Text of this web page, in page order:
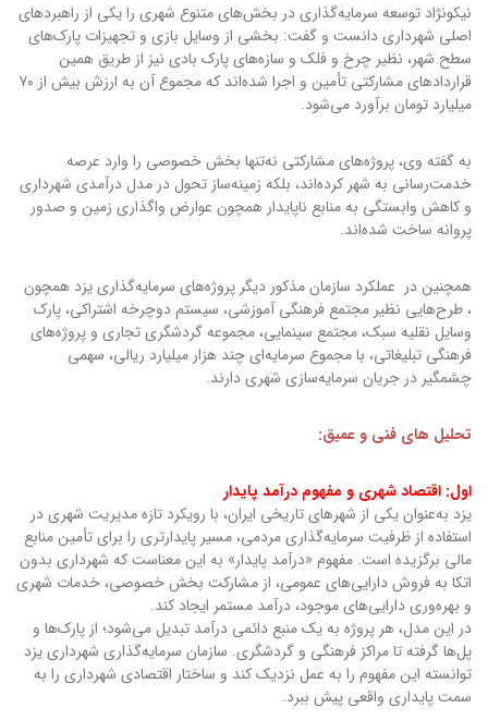
نیکونژاد توسعه سرمایه‌گذاری در بخش‌های متنوع شهری را یکی از راهبردهای
اصلی شهرداری دانست و گفت: بخشی از وسایل بازی و تجهیزات پارک‌های
سطح شهر، نظیر چرخ و فلک و سازه‌های پارک بادی نیز از طریق همین
قراردادهای مشارکتی تأمین و اجرا شده‌اند که مجموع آن به ارزش بیش از ۷۰
میلیارد تومان برآورد می‌شود.
به گفته وی، پروژه‌های مشارکتی نه‌تنها بخش خصوصی را وارد عرصه
خدمت‌رسانی به شهر کرده‌اند، بلکه زمینه‌ساز تحول در مدل درآمدی شهرداری
و کاهش وابستگی به منابع ناپایدار همچون عوارض واگذاری زمین و صدور
پروانه ساخت شده‌اند.
همچنین در عملکرد سازمان مذکور دیگر پروژه‌های سرمایه‌گذاری یزد همچون
، طرح‌هایی نظیر مجتمع فرهنگی آموزشی، سیستم دوچرخه اشتراکی، پارک
وسایل نقلیه سبک، مجتمع سینمایی، مجموعه گردشگری تجاری و پروژه‌های
فرهنگی تبلیغاتی، با مجموع سرمایه‌ای چند هزار میلیارد ریالی، سهمی
چشمگیر در جریان سرمایه‌سازی شهری دارند.
تحلیل های فنی و عمیق:
اول: اقتصاد شهری و مفهوم درآمد پایدار
یزد به‌عنوان یکی از شهرهای تاریخی ایران، با رویکرد تازه مدیریت شهری در
استفاده از ظرفیت سرمایه‌گذاری مردمی، مسیر پایدارتری را برای تأمین منابع
مالی برگزیده است. مفهوم «درآمد پایدار» به این معناست که شهرداری بدون
اتکا به فروش دارایی‌های عمومی، از مشارکت بخش خصوصی، خدمات شهری
و بهره‌وری دارایی‌های موجود، درآمد مستمر ایجاد کند.
در این مدل، هر پروژه به یک منبع دائمی درآمد تبدیل می‌شود؛ از پارک‌ها و
پل‌ها گرفته تا مراکز فرهنگی و گردشگری. سازمان سرمایه‌گذاری شهرداری یزد
توانسته این مفهوم را به عمل نزدیک کند و ساختار اقتصادی شهرداری را به
سمت پایداری واقعی پیش ببرد.